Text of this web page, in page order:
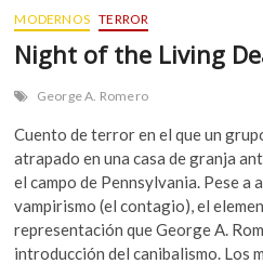
MODERNOS TERROR
Night of the Living
George A. Romero
Cuento de terror en el que un
atrapado en una casa de granja
el campo de Pennsylvania. Pese a
vampirismo (el contagio), el
representación que George A.
introducción del canibalismo. Los